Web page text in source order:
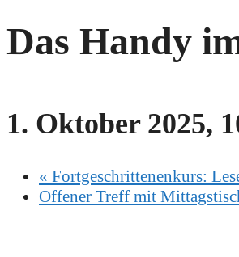
Das Handy
1. Oktober 2025,
« Fortgeschrittenenkurs:
Offener Treff mit